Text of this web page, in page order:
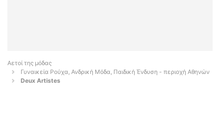
Αετοί της μόδας
Γυναικεία Ρούχα, Ανδρική Μόδα, Παιδική Ένδυση - περιοχή Αθηνών
Deux Artistes